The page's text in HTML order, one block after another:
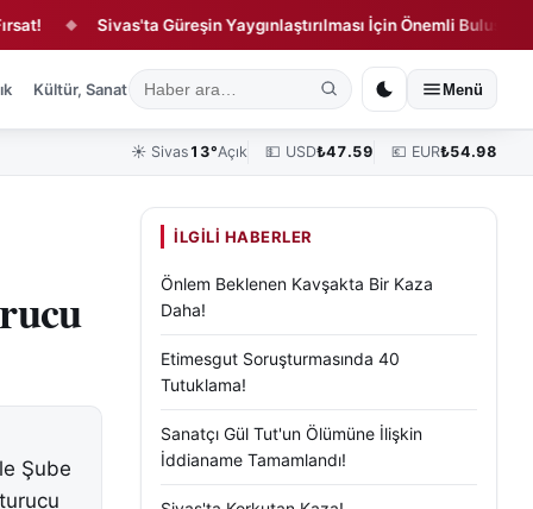
◆ Sivas'ta Güreşin Yaygınlaştırılması İçin Önemli Buluşma!
Kültür, Sanat ve Tarih Yaşam Sivas Vefat Edenler Köşe
Menü
☀️ Sivas 13°Açık 💵 USD₺47.59 💶 EUR₺54.98
Şube
İLGILI HABERLER
Önlem Beklenen Kavşakta Bir Kaza
Daha!
Etimesgut Soruşturmasında 40
Tutuklama!
Sanatçı Gül Tut'un Ölümüne İlişkin
İddianame Tamamlandı!